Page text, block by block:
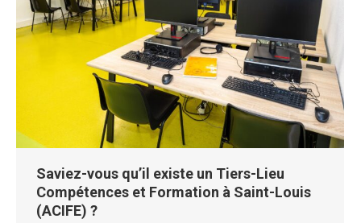
Saviez-vous qu’il existe un Tiers-Lieu
Compétences et Formation à Saint-Louis
(ACIFE) ?